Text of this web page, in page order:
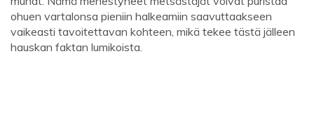
ohuen vartalonsa pieniin halkeamiin saavuttaakseen
vaikeasti tavoitettavan kohteen, mikä tekee tästä jälleen
hauskan faktan lumikoista.